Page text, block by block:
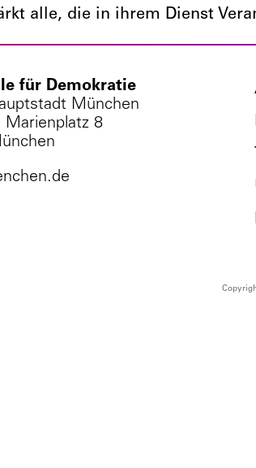
alle, die in ihrem Dienst
für Demokratie
München
Marienplatz 8